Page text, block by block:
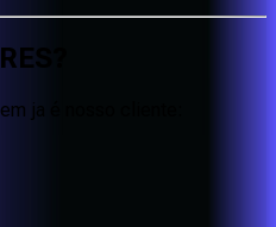
ja é nosso cliente: